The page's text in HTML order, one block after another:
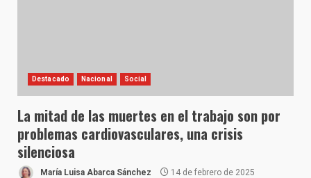
Destacado Nacional Social
La mitad de las muertes en el trabajo son por
problemas cardiovasculares, una crisis
silenciosa
María Luisa Abarca Sánchez 14 de febrero de 2025